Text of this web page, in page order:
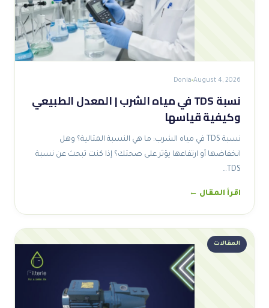
August 4, 2026
Donia
نسبة TDS في مياه الشرب | المعدل الطبيعي
وكيفية قياسها
نسبة TDS في مياه الشرب: ما هي النسبة المثالية؟ وهل
انخفاضها أو ارتفاعها يؤثر على صحتك؟ إذا كنت تبحث عن نسبة
TDS…
اقرأ المقال ←
المقالات